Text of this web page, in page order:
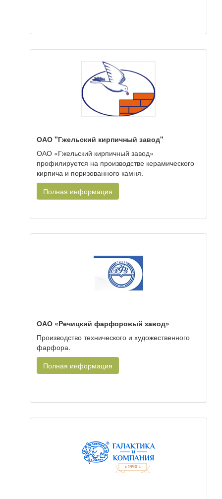
ОАО "Гжельский кирпичный завод"
ОАО «Гжельский кирпичный завод»
профилируется на производстве керамического
кирпича и поризованного камня.
Полная информация
ОАО «Речицкий фарфоровый завод»
Производство технического и художественного
фарфора.
Полная информация